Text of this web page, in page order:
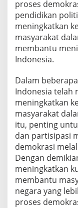
proses
pendidikan
meningkatkan
masyarakat
membantu
Indonesia.
Dalam
Indonesia telah
meningkatkan
masyarakat
itu, penting
dan partisipasi
demokrasi
Dengan
meningkatkan
membantu
negara yang
proses